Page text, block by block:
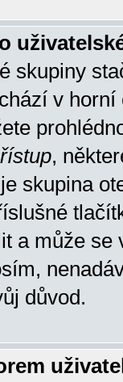
skupiny
v horní
,
skupina
a může se
důvod.